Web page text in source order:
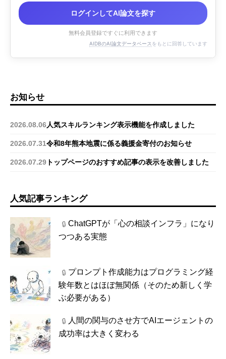
ログインしてAI論文を探す
無料会員登録ですぐに利用できます
AIDBのAI論文データベース をもとに回答しています
お知らせ
2026.08.06人気スキルランキング表示機能を作成しました
2026.07.31令和8年熊本地震に係る義援金寄付のお知らせ
2026.07.29 トップページのおすすめ記事の表示を改善しました
人気記事ランキング
🔒ChatGPTが「心の相談インフラ」になり
つつある実態
🔒プロンプト作成能力はプログラミング経
験年数とはほぼ無関係（そのため新しく学
ぶ必要がある）
🔒人間の関与のさせ方でAIエージェントの
成功率は大きく変わる